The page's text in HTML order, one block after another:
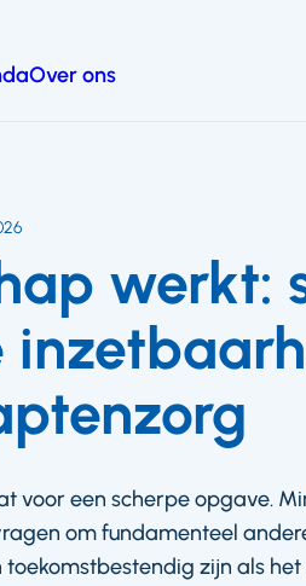
Over ons
werkt:
voor een scherpe opgave.
om fundamenteel
toekomstbestendig zijn als